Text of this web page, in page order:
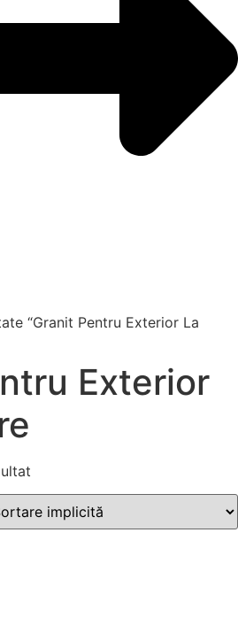
“Granit Pentru Exterior La
Exterior